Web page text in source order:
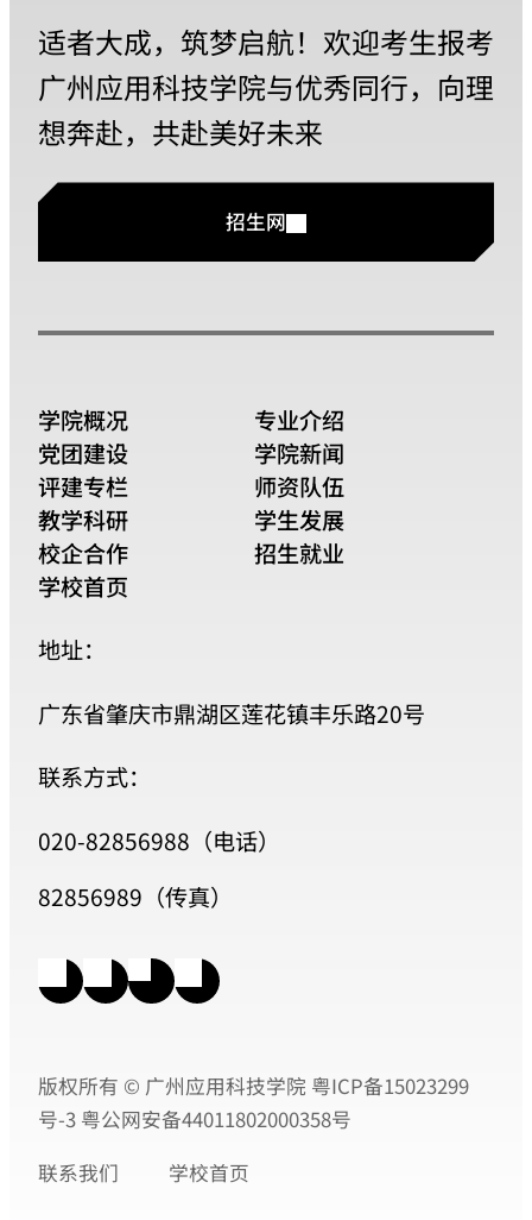
适者大成，筑梦启航！欢迎考生报考
广州应用科技学院与优秀同行，向理
想奔赴，共赴美好未来
招生网
地址：
广东省肇庆市鼎湖区莲花镇丰乐路20号
联系方式：
020-82856988（电话）
82856989（传真）
学院概况
专业介绍
党团建设
学院新闻
评建专栏
师资队伍
教学科研
学生发展
校企合作
招生就业
学校首页
版权所有 © 广州应用科技学院 粤ICP备15023299
号-3 粤公网安备44011802000358号
联系我们
学校首页